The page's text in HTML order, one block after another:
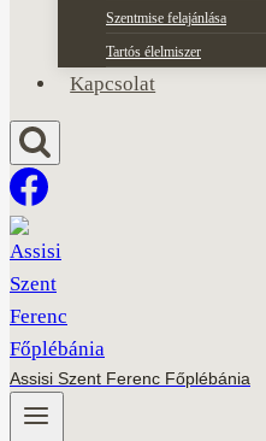
Szentmise felajánlása
Tartós élelmiszer
Kapcsolat
Assisi Szent Ferenc Főplébánia